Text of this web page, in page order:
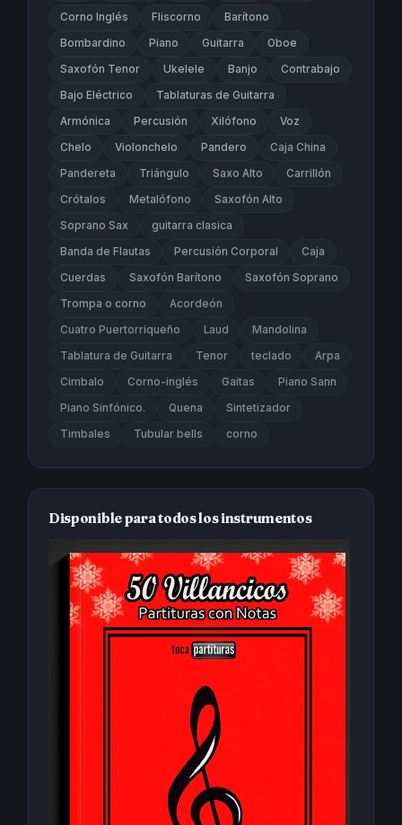
Corno Inglés Fliscorno Barítono
Bombardino Piano Guitarra Oboe
Saxofón Tenor Ukelele Banjo Contrabajo
Bajo Eléctrico Tablaturas de Guitarra
Armónica Percusión Xilófono Voz
Chelo Violonchelo Pandero Caja China
Pandereta Triángulo Saxo Alto Carrillón
Crótalos Metalófono Saxofón Alto
Soprano Sax guitarra clasica
Banda de Flautas Percusión Corporal Caja
Cuerdas Saxofón Barítono Saxofón Soprano
Trompa o corno Acordeón
Cuatro Puertorriqueño Laud Mandolina
Tablatura de Guitarra Tenor teclado Arpa
Cimbalo Corno-inglés Gaitas Piano Sann
Piano Sinfónico. Quena Sintetizador
Timbales Tubular bells corno
Disponible para todos los instrumentos